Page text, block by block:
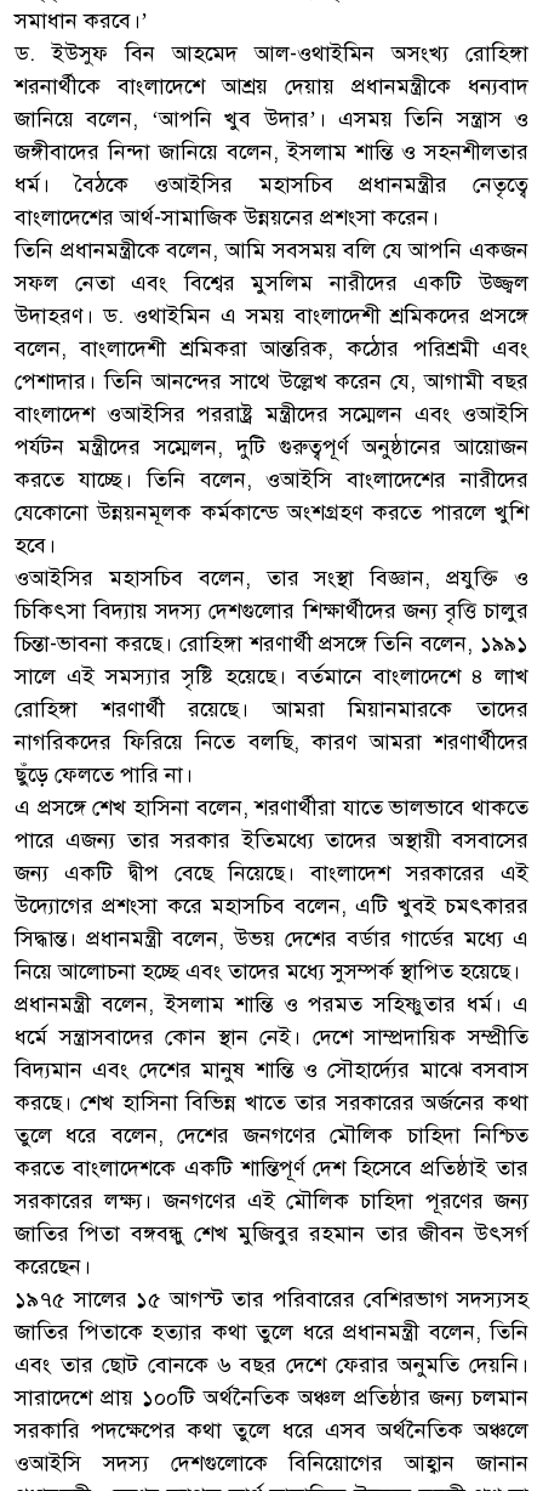
সমাধান করবে।’
ড. ইউসুফ বিন আহমেদ আল-ওথাইমিন অসংখ্য রোহিঙ্গা
শরনার্থীকে বাংলাদেশে আশ্রয় দেয়ায় প্রধানমন্ত্রীকে ধন্যবাদ
জানিয়ে বলেন, ‘আপনি খুব উদার’। এসময় তিনি সন্ত্রাস ও
জঙ্গীবাদের নিন্দা জানিয়ে বলেন, ইসলাম শান্তি ও সহনশীলতার
ধর্ম। বৈঠকে ওআইসির মহাসচিব প্রধানমন্ত্রীর নেতৃত্বে
বাংলাদেশের আর্থ-সামাজিক উন্নয়নের প্রশংসা করেন।
তিনি প্রধানমন্ত্রীকে বলেন, আমি সবসময় বলি যে আপনি একজন
সফল নেতা এবং বিশ্বের মুসলিম নারীদের একটি উজ্জ্বল
উদাহরণ। ড. ওথাইমিন এ সময় বাংলাদেশী শ্রমিকদের প্রসঙ্গে
বলেন, বাংলাদেশী শ্রমিকরা আন্তরিক, কঠোর পরিশ্রমী এবং
পেশাদার। তিনি আনন্দের সাথে উল্লেখ করেন যে, আগামী বছর
বাংলাদেশ ওআইসির পররাষ্ট্র মন্ত্রীদের সম্মেলন এবং ওআইসি
পর্যটন মন্ত্রীদের সম্মেলন, দুটি গুরুত্বপূর্ণ অনুষ্ঠানের আয়োজন
করতে যাচ্ছে। তিনি বলেন, ওআইসি বাংলাদেশের নারীদের
যেকোনো উন্নয়নমূলক কর্মকান্ডে অংশগ্রহণ করতে পারলে খুশি
হবে।
ওআইসির মহাসচিব বলেন, তার সংস্থা বিজ্ঞান, প্রযুক্তি ও
চিকিৎসা বিদ্যায় সদস্য দেশগুলোর শিক্ষার্থীদের জন্য বৃত্তি চালুর
চিন্তা-ভাবনা করছে। রোহিঙ্গা শরণার্থী প্রসঙ্গে তিনি বলেন, ১৯৯১
সালে এই সমস্যার সৃষ্টি হয়েছে। বর্তমানে বাংলাদেশে ৪ লাখ
রোহিঙ্গা শরণার্থী রয়েছে। আমরা মিয়ানমারকে তাদের
নাগরিকদের ফিরিয়ে নিতে বলছি, কারণ আমরা শরণার্থীদের
ছুঁড়ে ফেলতে পারি না।
এ প্রসঙ্গে শেখ হাসিনা বলেন, শরণার্থীরা যাতে ভালভাবে থাকতে
পারে এজন্য তার সরকার ইতিমধ্যে তাদের অস্থায়ী বসবাসের
জন্য একটি দ্বীপ বেছে নিয়েছে। বাংলাদেশ সরকারের এই
উদ্যোগের প্রশংসা করে মহাসচিব বলেন, এটি খুবই চমৎকারর
সিদ্ধান্ত। প্রধানমন্ত্রী বলেন, উভয় দেশের বর্ডার গার্ডের মধ্যে এ
নিয়ে আলোচনা হচ্ছে এবং তাদের মধ্যে সুসম্পর্ক স্থাপিত হয়েছে।
প্রধানমন্ত্রী বলেন, ইসলাম শান্তি ও পরমত সহিষ্ণুতার ধর্ম। এ
ধর্মে সন্ত্রাসবাদের কোন স্থান নেই। দেশে সাম্প্রদায়িক সম্প্রীতি
বিদ্যমান এবং দেশের মানুষ শান্তি ও সৌহার্দ্যের মাঝে বসবাস
করছে। শেখ হাসিনা বিভিন্ন খাতে তার সরকারের অর্জনের কথা
তুলে ধরে বলেন, দেশের জনগণের মৌলিক চাহিদা নিশ্চিত
করতে বাংলাদেশকে একটি শান্তিপূর্ণ দেশ হিসেবে প্রতিষ্ঠাই তার
সরকারের লক্ষ্য। জনগণের এই মৌলিক চাহিদা পূরণের জন্য
জাতির পিতা বঙ্গবন্ধু শেখ মুজিবুর রহমান তার জীবন উৎসর্গ
করেছেন।
১৯৭৫ সালের ১৫ আগস্ট তার পরিবারের বেশিরভাগ সদস্যসহ
জাতির পিতাকে হত্যার কথা তুলে ধরে প্রধানমন্ত্রী বলেন, তিনি
এবং তার ছোট বোনকে ৬ বছর দেশে ফেরার অনুমতি দেয়নি।
সারাদেশে প্রায় ১০০টি অর্থনৈতিক অঞ্চল প্রতিষ্ঠার জন্য চলমান
সরকারি পদক্ষেপের কথা তুলে ধরে এসব অর্থনৈতিক অঞ্চলে
ওআইসি সদস্য দেশগুলোকে বিনিয়োগের আহ্বান জানান